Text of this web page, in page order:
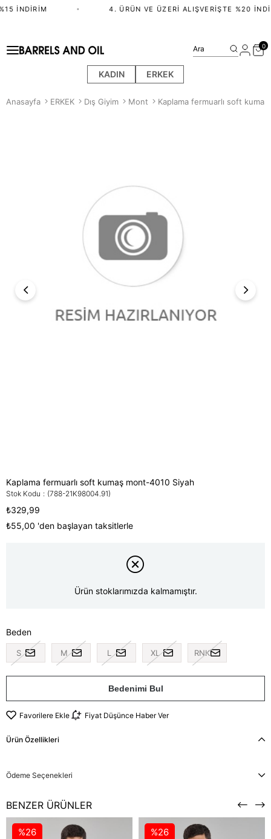
İNDIRIM 4. ÜRÜN VE ÜZERI ALIŞVERIŞTE %20
KADIN ERKEK
Ara 0
Anasayfa ERKEK Dış Giyim Mont Kaplama fermuarlı soft
Kaplama fermuarlı soft kumaş mont-4010 Siyah
Stok Kodu (788-21K98004.91)
₺329,99
₺55,00 'den başlayan taksitlerle
Ürün stoklarımızda kalmamıştır.
Beden
S M L XL RNK
Bedenimi Bul
Favorilere Ekle Fiyat Düşünce Haber Ver
Ürün Özellikleri
Ödeme Seçenekleri
BENZER ÜRÜNLER
%26 %26